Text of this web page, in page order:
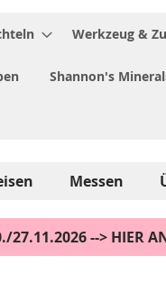
Werkzeug &
Shannon's
Messen
--> HIER